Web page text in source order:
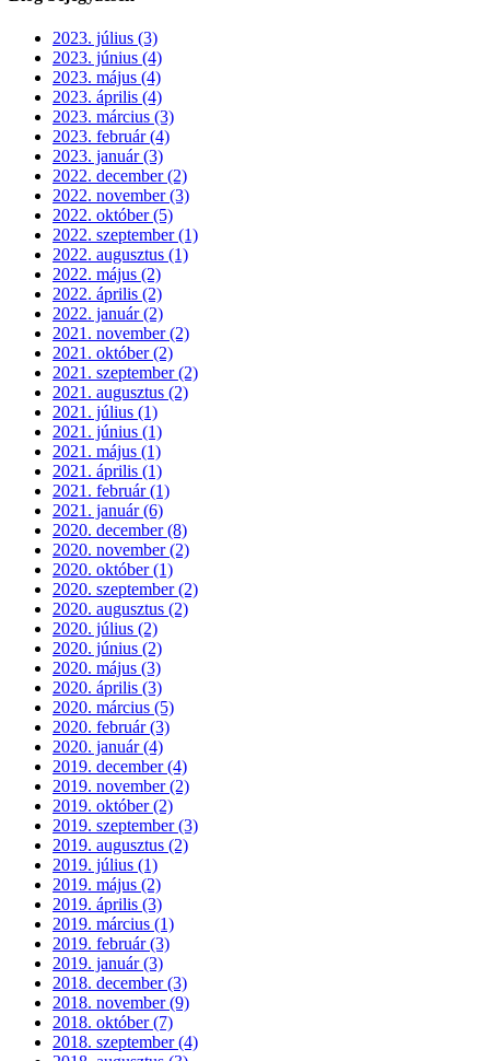
2023. július (3)
2023. június (4)
2023. május (4)
2023. április (4)
2023. március (3)
2023. február (4)
2023. január (3)
2022. december (2)
2022. november (3)
2022. október (5)
2022. szeptember (1)
2022. augusztus (1)
2022. május (2)
2022. április (2)
2022. január (2)
2021. november (2)
2021. október (2)
2021. szeptember (2)
2021. augusztus (2)
2021. július (1)
2021. június (1)
2021. május (1)
2021. április (1)
2021. február (1)
2021. január (6)
2020. december (8)
2020. november (2)
2020. október (1)
2020. szeptember (2)
2020. augusztus (2)
2020. július (2)
2020. június (2)
2020. május (3)
2020. április (3)
2020. március (5)
2020. február (3)
2020. január (4)
2019. december (4)
2019. november (2)
2019. október (2)
2019. szeptember (3)
2019. augusztus (2)
2019. július (1)
2019. május (2)
2019. április (3)
2019. március (1)
2019. február (3)
2019. január (3)
2018. december (3)
2018. november (9)
2018. október (7)
2018. szeptember (4)